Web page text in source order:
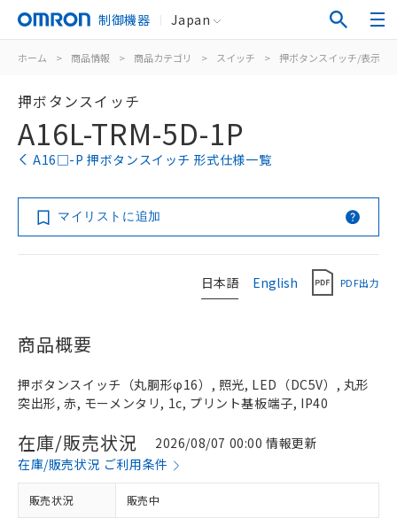
制御機器 Japan
ホーム > 商品情報 > 商品カテゴリ > スイッチ > 押ボタンスイッチ/表示灯
押ボタンスイッチ
A16L-TRM-5D-1P
A16□-P 押ボタンスイッチ 形式仕様一覧
マイリストに追加
日本語 English PDF出力
商品概要
押ボタンスイッチ（丸胴形φ16）, 照光, LED（DC5V）, 丸形
突出形, 赤, モーメンタリ, 1c, プリント基板端子, IP40
在庫/販売状況
2026/08/07 00:00 情報更新
在庫/販売状況 ご利用条件
販売状況 販売中